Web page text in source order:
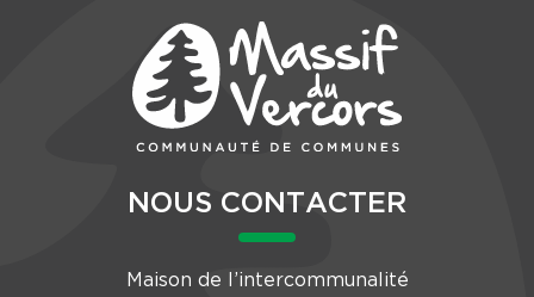
NOUS CONTACTER
Maison de l’intercommunalité